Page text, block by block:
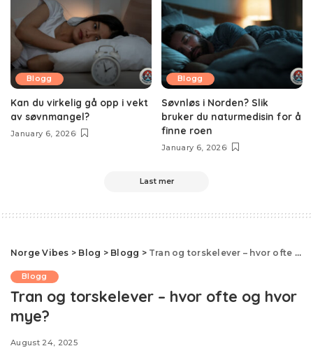
Blogg
Kan du virkelig gå opp i vekt
av søvnmangel?
January 6, 2026
Blogg
Søvnløs i Norden? Slik
bruker du naturmedisin for å
finne roen
January 6, 2026
Last mer
Norge Vibes > Blog > Blogg > Tran og torskelever – hvor ofte og hvor mye?
Blogg
Tran og torskelever – hvor ofte og hvor
mye?
August 24, 2025